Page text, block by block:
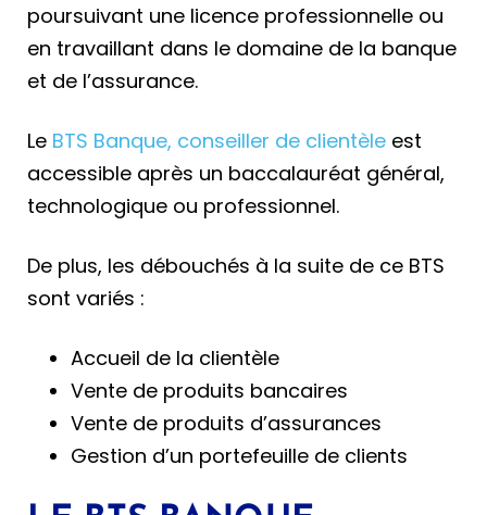
poursuivant une licence professionnelle ou
en travaillant dans le domaine de la banque
et de l’assurance.
Le BTS Banque, conseiller de clientèle est
accessible après un baccalauréat général,
technologique ou professionnel.
De plus, les débouchés à la suite de ce BTS
sont variés :
Accueil de la clientèle
Vente de produits bancaires
Vente de produits d’assurances
Gestion d’un portefeuille de clients